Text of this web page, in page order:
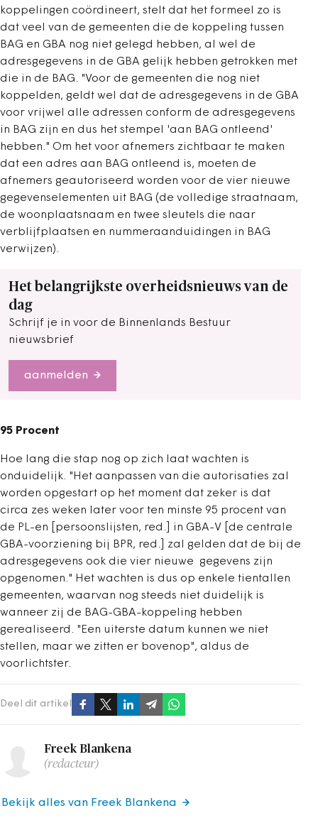
koppelingen coördineert, stelt dat het formeel zo is
dat veel van de gemeenten die de koppeling tussen
BAG en GBA nog niet gelegd hebben, al wel de
adresgegevens in de GBA gelijk hebben getrokken met
die in de BAG. "Voor de gemeenten die nog niet
koppelden, geldt wel dat de adresgegevens in de GBA
voor vrijwel alle adressen conform de adresgegevens
in BAG zijn en dus het stempel 'aan BAG ontleend'
hebben." Om het voor afnemers zichtbaar te maken
dat een adres aan BAG ontleend is, moeten de
afnemers geautoriseerd worden voor de vier nieuwe
gegevenselementen uit BAG (de volledige straatnaam,
de woonplaatsnaam en twee sleutels die naar
verblijfplaatsen en nummeraanduidingen in BAG
verwijzen).
Het belangrijkste overheidsnieuws van de
dag
Schrijf je in voor de Binnenlands Bestuur
nieuwsbrief
aanmelden
95 Procent
Hoe lang die stap nog op zich laat wachten is
onduidelijk. "Het aanpassen van die autorisaties zal
worden opgestart op het moment dat zeker is dat
circa zes weken later voor ten minste 95 procent van
de PL-en [persoonslijsten, red.] in GBA-V [de centrale
GBA-voorziening bij BPR, red.] zal gelden dat de bij de
adresgegevens ook die vier nieuwe gegevens zijn
opgenomen." Het wachten is dus op enkele tientallen
gemeenten, waarvan nog steeds niet duidelijk is
wanneer zij de BAG-GBA-koppeling hebben
gerealiseerd. "Een uiterste datum kunnen we niet
stellen, maar we zitten er bovenop", aldus de
voorlichtster.
Deel dit artikel
Freek Blankena
(redacteur)
Bekijk alles van Freek Blankena